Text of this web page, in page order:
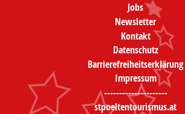
Jobs
Newsletter
Kontakt
Datenschutz
Barrierefreiheitserklärung
Impressum
---------------------
stpoeltentourismus.at